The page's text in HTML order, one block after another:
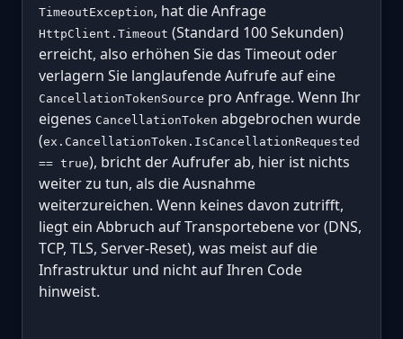
TimeoutException, hat die Anfrage
HttpClient.Timeout (Standard 100 Sekunden)
erreicht, also erhöhen Sie das Timeout oder
verlagern Sie langlaufende Aufrufe auf eine
CancellationTokenSource pro Anfrage. Wenn Ihr
eigenes CancellationToken abgebrochen wurde
(ex.CancellationToken.IsCancellationRequested
== true), bricht der Aufrufer ab, hier ist nichts
weiter zu tun, als die Ausnahme
weiterzureichen. Wenn keines davon zutrifft,
liegt ein Abbruch auf Transportebene vor (DNS,
TCP, TLS, Server-Reset), was meist auf die
Infrastruktur und nicht auf Ihren Code
hinweist.